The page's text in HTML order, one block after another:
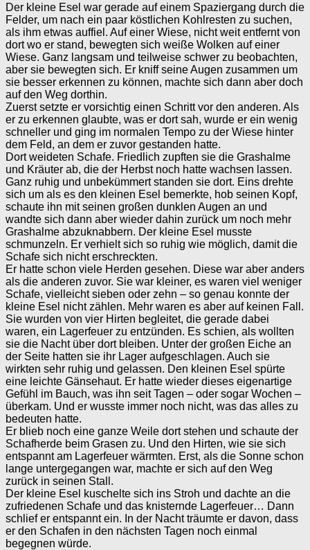
Der kleine Esel war gerade auf einem Spaziergang durch die
Felder, um nach ein paar köstlichen Kohlresten zu suchen,
als ihm etwas auffiel. Auf einer Wiese, nicht weit entfernt von
dort wo er stand, bewegten sich weiße Wolken auf einer
Wiese. Ganz langsam und teilweise schwer zu beobachten,
aber sie bewegten sich. Er kniff seine Augen zusammen um
sie besser erkennen zu können, machte sich dann aber doch
auf den Weg dorthin.
Zuerst setzte er vorsichtig einen Schritt vor den anderen. Als
er zu erkennen glaubte, was er dort sah, wurde er ein wenig
schneller und ging im normalen Tempo zu der Wiese hinter
dem Feld, an dem er zuvor gestanden hatte.
Dort weideten Schafe. Friedlich zupften sie die Grashalme
und Kräuter ab, die der Herbst noch hatte wachsen lassen.
Ganz ruhig und unbekümmert standen sie dort. Eins drehte
sich um als es den kleinen Esel bemerkte, hob seinen Kopf,
schaute ihn mit seinen großen dunklen Augen an und
wandte sich dann aber wieder dahin zurück um noch mehr
Grashalme abzuknabbern. Der kleine Esel musste
schmunzeln. Er verhielt sich so ruhig wie möglich, damit die
Schafe sich nicht erschreckten.
Er hatte schon viele Herden gesehen. Diese war aber anders
als die anderen zuvor. Sie war kleiner, es waren viel weniger
Schafe, vielleicht sieben oder zehn – so genau konnte der
kleine Esel nicht zählen. Mehr waren es aber auf keinen Fall.
Sie wurden von vier Hirten begleitet, die gerade dabei
waren, ein Lagerfeuer zu entzünden. Es schien, als wollten
sie die Nacht über dort bleiben. Unter der großen Eiche an
der Seite hatten sie ihr Lager aufgeschlagen. Auch sie
wirkten sehr ruhig und gelassen. Den kleinen Esel spürte
eine leichte Gänsehaut. Er hatte wieder dieses eigenartige
Gefühl im Bauch, was ihn seit Tagen – oder sogar Wochen –
überkam. Und er wusste immer noch nicht, was das alles zu
bedeuten hatte.
Er blieb noch eine ganze Weile dort stehen und schaute der
Schafherde beim Grasen zu. Und den Hirten, wie sie sich
entspannt am Lagerfeuer wärmten. Erst, als die Sonne schon
lange untergegangen war, machte er sich auf den Weg
zurück in seinen Stall.
Der kleine Esel kuschelte sich ins Stroh und dachte an die
zufriedenen Schafe und das knisternde Lagerfeuer… Dann
schlief er entspannt ein. In der Nacht träumte er davon, dass
er den Schafen in den nächsten Tagen noch einmal
begegnen würde.